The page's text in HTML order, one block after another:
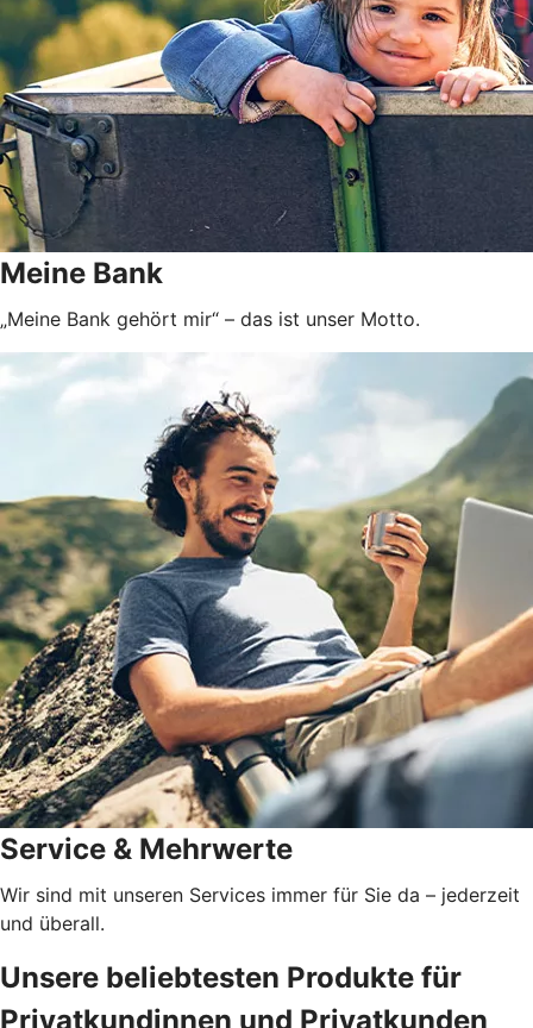
Meine Bank
„Meine Bank gehört mir“ – das ist unser Motto.
Service & Mehrwerte
Wir sind mit unseren Services immer für Sie da – jederzeit
und überall.
Unsere beliebtesten Produkte für
Privatkundinnen und Privatkunden